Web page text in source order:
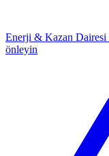
Enerji & Kazan Dairesi
önleyin